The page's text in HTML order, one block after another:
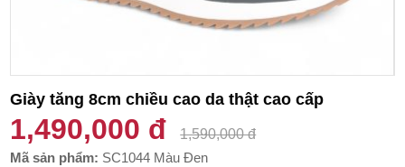
Giày tăng 8cm chiều cao da thật cao cấp
1,490,000 đ
1,590,000 đ
Mã sản phẩm: SC1044 Màu Đen